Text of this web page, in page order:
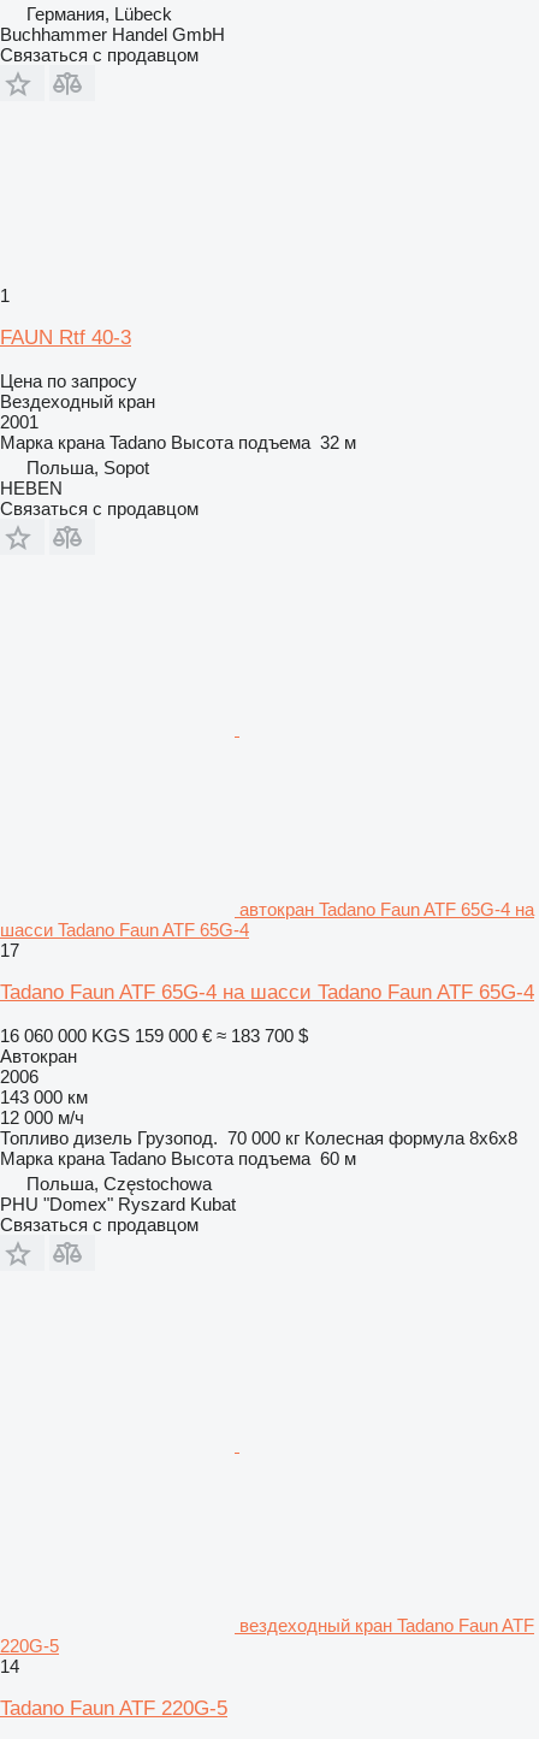
Германия, Lübeck
Buchhammer Handel GmbH
Связаться с продавцом
1
FAUN Rtf 40-3
Цена по запросу
Вездеходный кран
2001
Марка крана Tadano Высота подъема 32 м
Польша, Sopot
HEBEN
Связаться с продавцом
автокран Tadano Faun ATF 65G-4 на
шасси Tadano Faun ATF 65G-4
17
Tadano Faun ATF 65G-4 на шасси Tadano Faun ATF 65G-4
16 060 000 KGS 159 000 € ≈ 183 700 $
Автокран
2006
143 000 км
12 000 м/ч
Топливо дизель Грузопод. 70 000 кг Колесная формула 8x6x8
Марка крана Tadano Высота подъема 60 м
Польша, Częstochowa
PHU "Domex" Ryszard Kubat
Связаться с продавцом
вездеходный кран Tadano Faun ATF
220G-5
14
Tadano Faun ATF 220G-5